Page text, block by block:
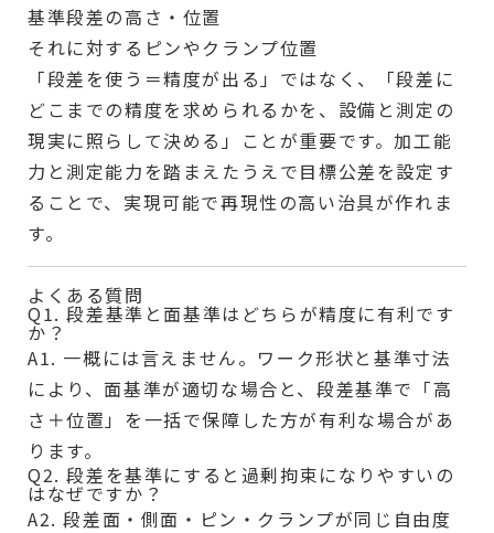
基準段差の高さ・位置
それに対するピンやクランプ位置
「段差を使う＝精度が出る」ではなく、「段差に
どこまでの精度を求められるかを、設備と測定の
現実に照らして決める」ことが重要です。加工能
力と測定能力を踏まえたうえで目標公差を設定す
ることで、実現可能で再現性の高い治具が作れま
す。
よくある質問
Q1. 段差基準と面基準はどちらが精度に有利です
か？
A1. 一概には言えません。ワーク形状と基準寸法
により、面基準が適切な場合と、段差基準で「高
さ＋位置」を一括で保障した方が有利な場合があ
ります。
Q2. 段差を基準にすると過剰拘束になりやすいの
はなぜですか？
A2. 段差面・側面・ピン・クランプが同じ自由度